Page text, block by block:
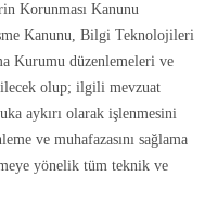
Korunması Kanunu
Kanunu, Bilgi Teknolojileri
Kurumu düzenlemeleri ve
olup; ilgili mevzuat
aykırı olarak işlenmesini
ve muhafazasını sağlama
yönelik tüm teknik ve